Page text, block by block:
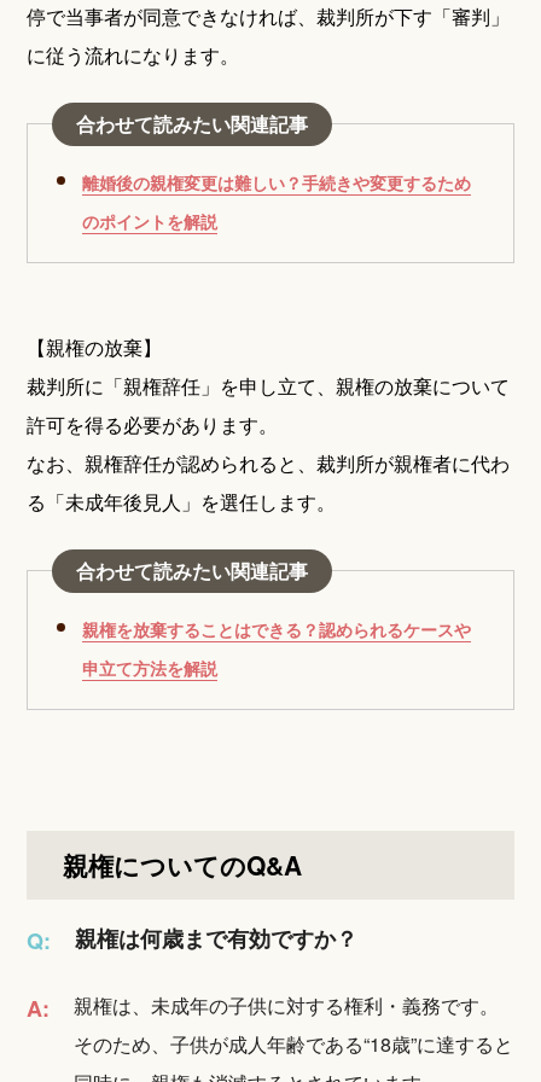
停で当事者が同意できなければ、裁判所が下す「審判」
に従う流れになります。
合わせて読みたい関連記事
離婚後の親権変更は難しい？手続きや変更するため
のポイントを解説
【親権の放棄】
裁判所に「親権辞任」を申し立て、親権の放棄について
許可を得る必要があります。
なお、親権辞任が認められると、裁判所が親権者に代わ
る「未成年後見人」を選任します。
合わせて読みたい関連記事
親権を放棄することはできる？認められるケースや
申立て方法を解説
親権についてのQ&A
Q: 親権は何歳まで有効ですか？
A:
親権は、未成年の子供に対する権利・義務です。
そのため、子供が成人年齢である“18歳”に達すると